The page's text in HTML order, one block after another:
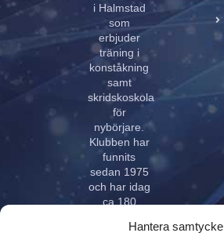
Hantera samtycke
i Halmstad
som
erbjuder
träning i
konståkning
samt
skridskoskola
för
nybörjare.
Klubben har
funnits
sedan 1975
och har idag
ca 180
i alla åldrar.